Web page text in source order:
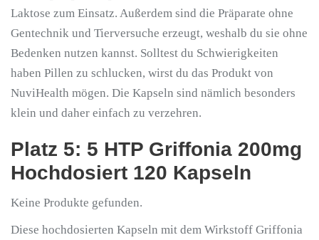
Laktose zum Einsatz. Außerdem sind die Präparate ohne
Gentechnik und Tierversuche erzeugt, weshalb du sie ohne
Bedenken nutzen kannst. Solltest du Schwierigkeiten
haben Pillen zu schlucken, wirst du das Produkt von
NuviHealth mögen. Die Kapseln sind nämlich besonders
klein und daher einfach zu verzehren.
Platz 5: 5 HTP Griffonia 200mg
Hochdosiert 120 Kapseln
Keine Produkte gefunden.
Diese hochdosierten Kapseln mit dem Wirkstoff Griffonia